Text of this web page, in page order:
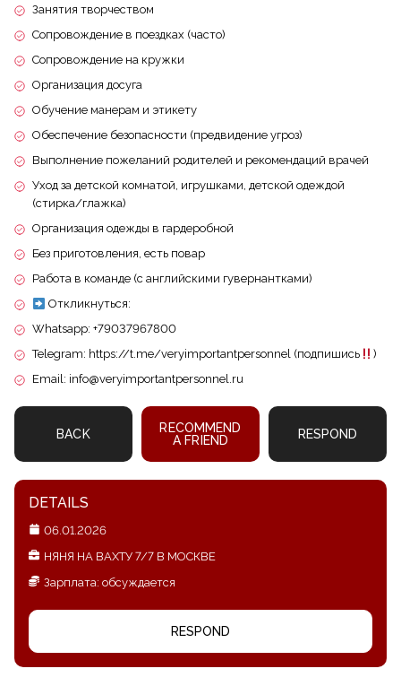
Занятия творчеством
Сопровождение в поездках (часто)
Сопровождение на кружки
Организация досуга
Обучение манерам и этикету
Обеспечение безопасности (предвидение угроз)
Выполнение пожеланий родителей и рекомендаций врачей
Уход за детской комнатой, игрушками, детской одеждой
(стирка/глажка)
Организация одежды в гардеробной
Без приготовления, есть повар
Работа в команде (с английскими гувернантками)
Откликнуться:
Whatsapp: +79037967800
Telegram: https://t.me/veryimportantpersonnel (подпишись
)
Email: info@veryimportantpersonnel.ru
BACK
RECOMMEND
A FRIEND
RESPOND
DETAILS
06.01.2026
НЯНЯ НА ВАХТУ 7/7 В МОСКВЕ
Зарплата: обсуждается
RESPOND